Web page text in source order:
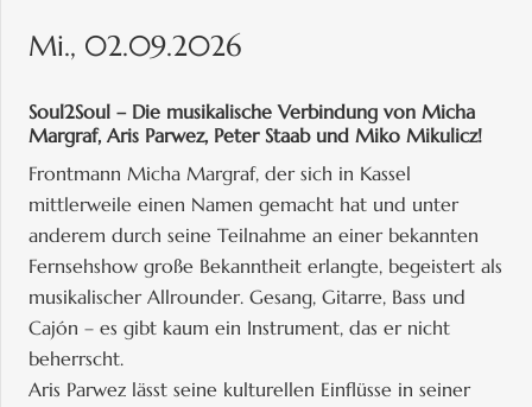
Mi., 02.09.2026
Soul2Soul – Die musikalische Verbindung von Micha
Margraf, Aris Parwez, Peter Staab und Miko Mikulicz!
Frontmann Micha Margraf, der sich in Kassel
mittlerweile einen Namen gemacht hat und unter
anderem durch seine Teilnahme an einer bekannten
Fernsehshow große Bekanntheit erlangte, begeistert als
musikalischer Allrounder. Gesang, Gitarre, Bass und
Cajón – es gibt kaum ein Instrument, das er nicht
beherrscht.
Aris Parwez lässt seine kulturellen Einflüsse in seiner